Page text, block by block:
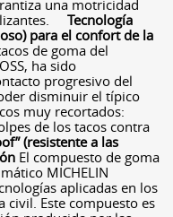
una motricidad
Tecnología
para el confort de la
de goma del
ha sido
progresivo del
disminuir el típico
muy recortados:
de los tacos contra
(resistente a las
El compuesto de goma
MICHELIN
aplicadas en los
civil. Este compuesto es